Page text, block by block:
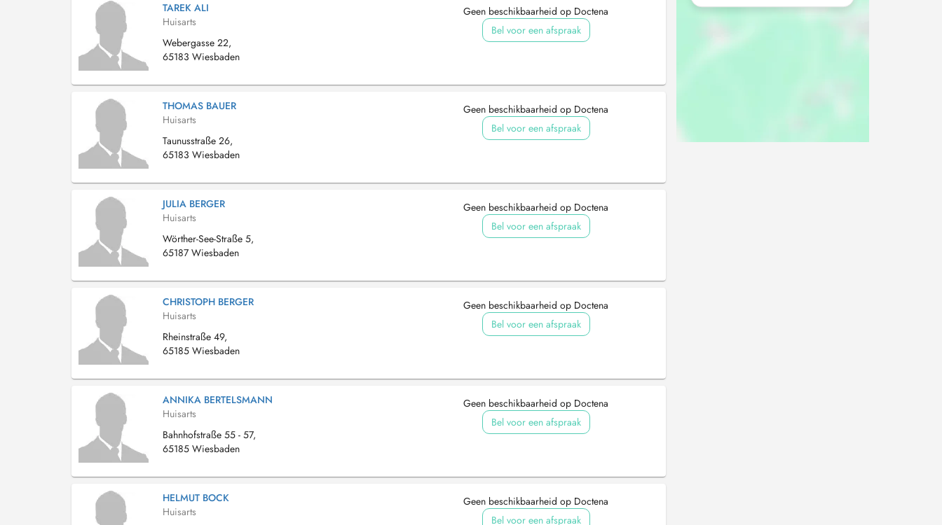
TAREK ALI
Huisarts
Webergasse 22,
65183 Wiesbaden
Geen beschikbaarheid op Doctena
Bel voor een afspraak
THOMAS BAUER
Huisarts
Taunusstraße 26,
65183 Wiesbaden
Geen beschikbaarheid op Doctena
Bel voor een afspraak
JULIA BERGER
Huisarts
Wörther-See-Straße 5,
65187 Wiesbaden
Geen beschikbaarheid op Doctena
Bel voor een afspraak
CHRISTOPH BERGER
Huisarts
Rheinstraße 49,
65185 Wiesbaden
Geen beschikbaarheid op Doctena
Bel voor een afspraak
ANNIKA BERTELSMANN
Huisarts
Bahnhofstraße 55 - 57,
65185 Wiesbaden
Geen beschikbaarheid op Doctena
Bel voor een afspraak
HELMUT BOCK
Huisarts
Geen beschikbaarheid op Doctena
Bel voor een afspraak